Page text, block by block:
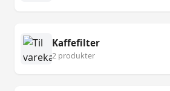
Kaffefilter
2 produkter